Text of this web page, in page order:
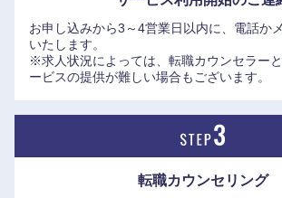
るケースもありますので、まずは遠慮なく
せ。
●コンサルティング業界未経験の方も、まず
ラーにご相談下さい。業務内容・求められる
※100以上の教育プログラムがあり。意識の
ば、業界未経験でもプロに育つことのでき
い。執行役員プリンシパル人事グループ統
お申し込みから3～4営業日以内に、電話か
いたします。
※求人状況によっては、転職カウンセラー
ービスの提供が難しい場合もございます。
転職カウンセリング
愛媛県
高知県